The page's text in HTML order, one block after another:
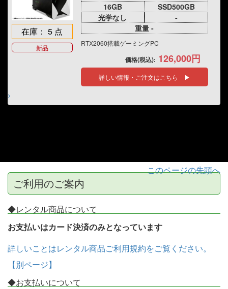
在庫： 5 点
新品
16GB
SSD500GB
光学なし
-
重量 -
RTX2060搭載ゲーミングPC
価格(税込): 126,000円
詳しい情報・ご注文はこちら ▶
このページの先頭へ
ご利用のご案内
◆レンタル商品について
お支払いはカード決済のみとなっています
詳しいことはレンタル商品ご利用規約をご覧ください。
【別ページ】
◆お支払いについて